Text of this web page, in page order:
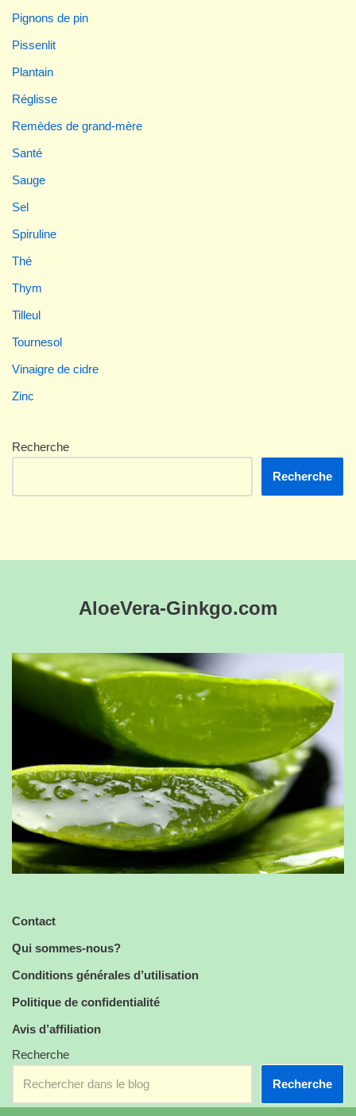
Pignons de pin
Pissenlit
Plantain
Réglisse
Remèdes de grand-mère
Santé
Sauge
Sel
Spiruline
Thé
Thym
Tilleul
Tournesol
Vinaigre de cidre
Zinc
Recherche
Recherche
AloeVera-Ginkgo.com
Contact
Qui sommes-nous?
Conditions générales d’utilisation
Politique de confidentialité
Avis d’affiliation
Recherche
Recherche